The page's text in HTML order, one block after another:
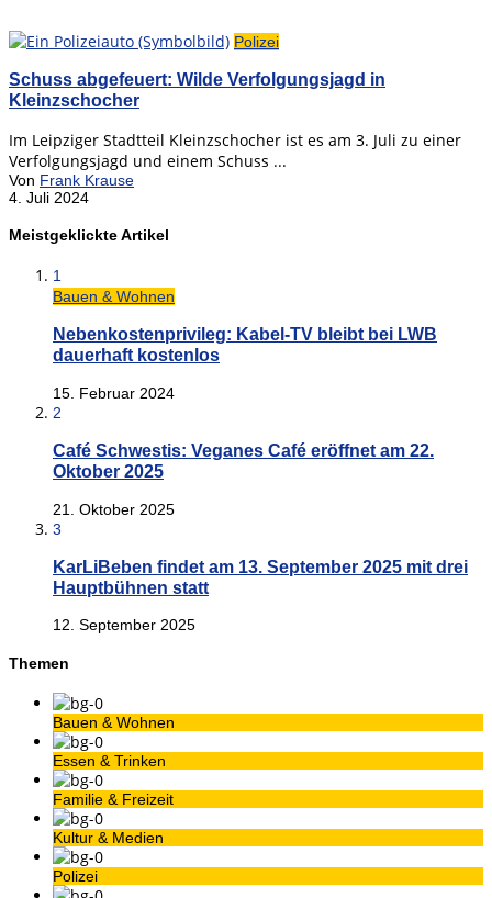
Polizei
Schuss abgefeuert: Wilde Verfolgungsjagd in
Kleinzschocher
Im Leipziger Stadtteil Kleinzschocher ist es am 3. Juli zu einer
Verfolgungsjagd und einem Schuss ...
Von Frank Krause
4. Juli 2024
Meistgeklickte Artikel
1
Bauen & Wohnen
Nebenkostenprivileg: Kabel-TV bleibt bei LWB
dauerhaft kostenlos
15. Februar 2024
2
Café Schwestis: Veganes Café eröffnet am 22.
Oktober 2025
21. Oktober 2025
3
KarLiBeben findet am 13. September 2025 mit drei
Hauptbühnen statt
12. September 2025
Themen
Bauen & Wohnen
Essen & Trinken
Familie & Freizeit
Kultur & Medien
Polizei